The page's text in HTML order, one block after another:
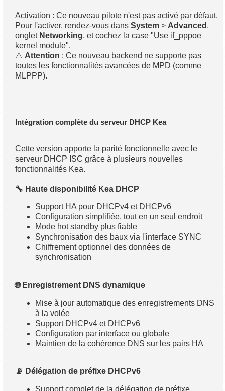
Activation : Ce nouveau pilote n'est pas activé par défaut.
Pour l'activer, rendez-vous dansSystem > Advanced ,
onglet Networking, et cochez la case "Use if_pppoe
kernel module".
⚠️ Attention : Ce nouveau backend ne supporte pas
toutes les fonctionnalités avancées de MPD (comme
MLPPP).
Intégration complète du serveur DHCP Kea
Cette version apporte la parité fonctionnelle avec le
serveur DHCP ISC grâce à plusieurs nouvelles
fonctionnalités Kea.
🔧 Haute disponibilité Kea DHCP
Support HA pour DHCPv4 et DHCPv6
Configuration simplifiée, tout en un seul endroit
Mode hot standby plus fiable
Synchronisation des baux via l'interface SYNC
Chiffrement optionnel des données de
synchronisation
🌐 Enregistrement DNS dynamique
Mise à jour automatique des enregistrements DNS
à la volée
Support DHCPv4 et DHCPv6
Configuration par interface ou globale
Maintien de la cohérence DNS sur les pairs HA
📡 Délégation de préfixe DHCPv6